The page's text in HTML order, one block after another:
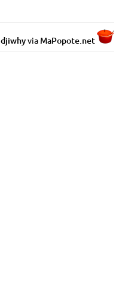
djiwhyvia MaPopote.net